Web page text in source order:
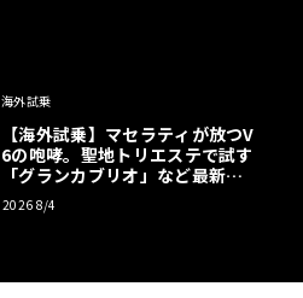
海外試乗
【海外試乗】マセラティが放つV
6の咆哮。聖地トリエステで試す
「グランカブリオ」など最新ト
ロフェオ3台の官能評価《LE VO
LANT LAB》
2026 8/4